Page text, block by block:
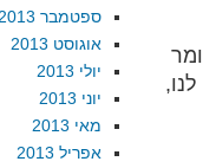
ספטמבר 2013
אוגוסט 2013
יולי 2013
יוני 2013
מאי 2013
אפריל 2013